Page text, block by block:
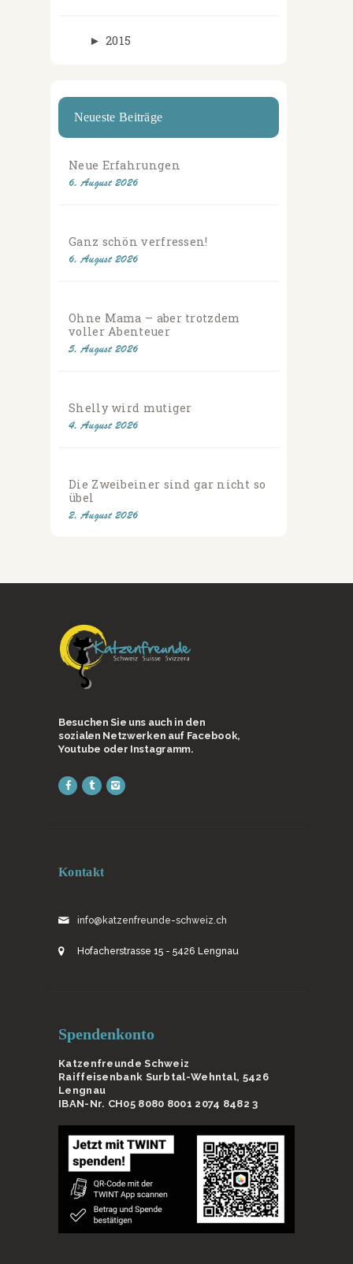
► 2015
Neueste Beiträge
Neue Erfahrungen
6. August 2026
Ganz schön verfressen!
6. August 2026
Ohne Mama – aber trotzdem
voller Abenteuer
5. August 2026
Shelly wird mutiger
4. August 2026
Die Zweibeiner sind gar nicht so
übel
2. August 2026
Besuchen Sie uns auch in den
sozialen Netzwerken auf Facebook,
Youtube oder Instagramm.
Kontakt
info@katzenfreunde-schweiz.ch
Hofacherstrasse 15 - 5426 Lengnau
Spendenkonto
Katzenfreunde Schweiz
Raiffeisenbank Surbtal-Wehntal, 5426
Lengnau
IBAN-Nr. CH05 8080 8001 2074 8482 3